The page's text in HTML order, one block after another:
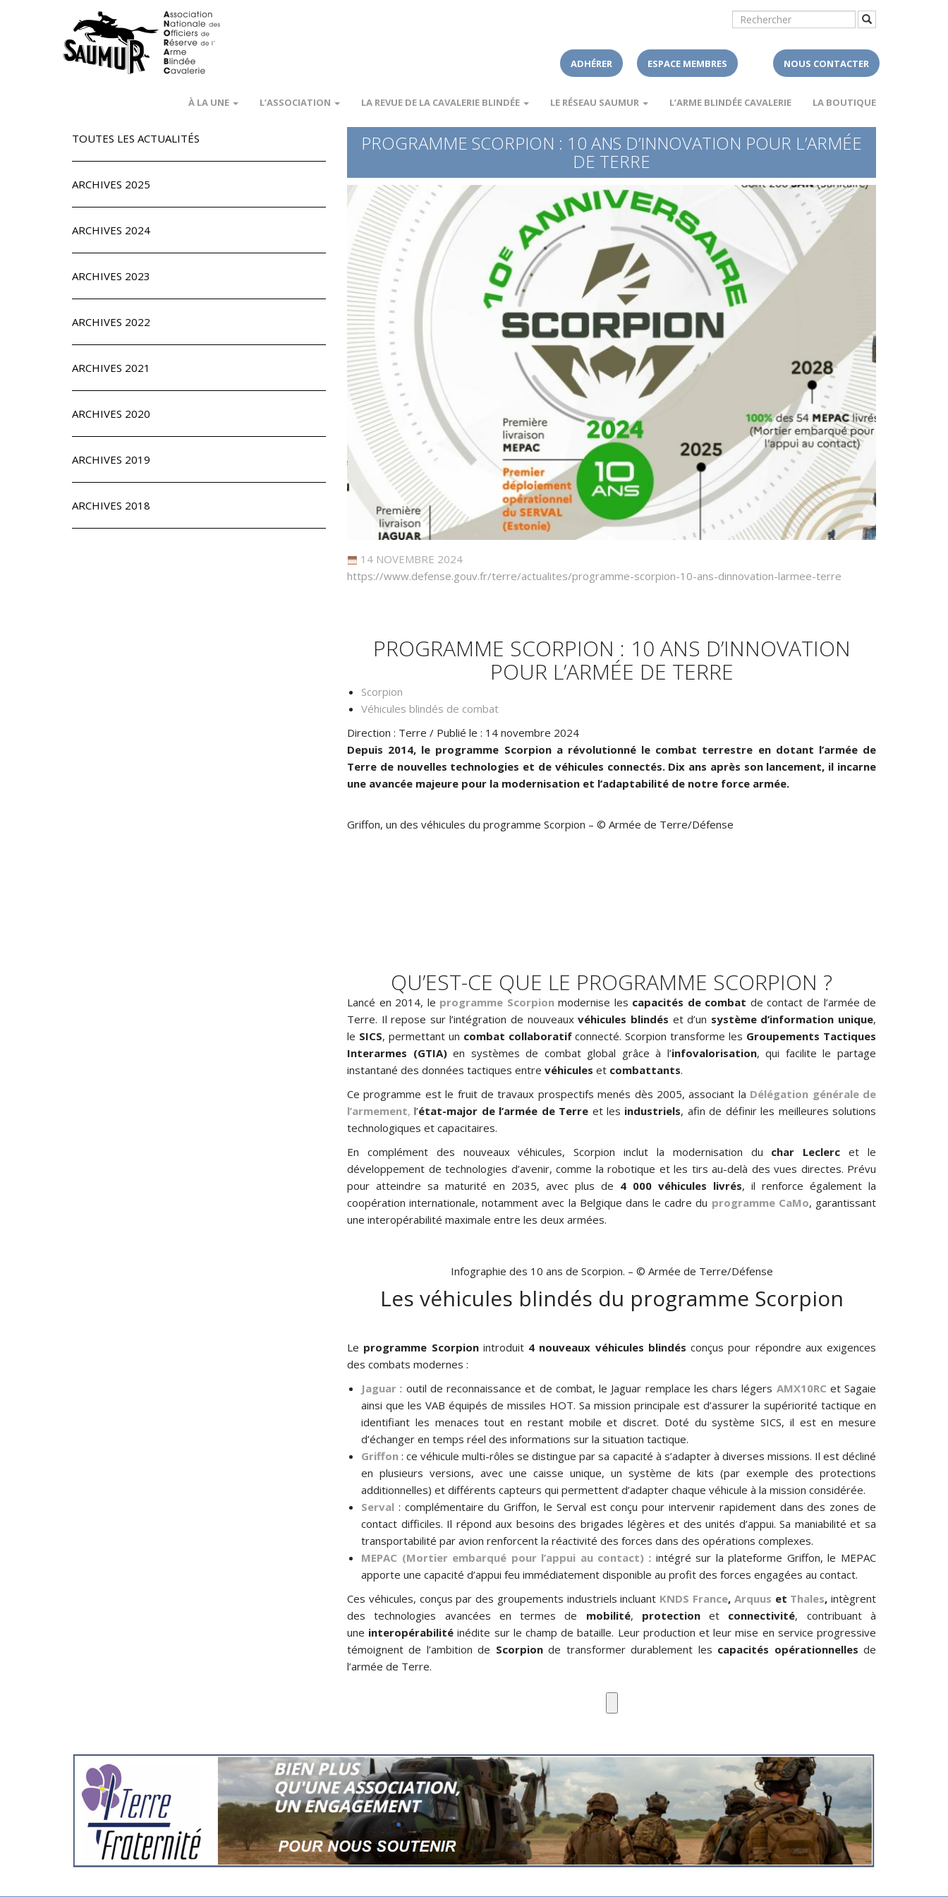
ADHÉRER ESPACE MEMBRES NOUS CONTACTER
À LA UNE L’ASSOCIATION LA REVUE DE LA CAVALERIE BLINDÉE LE RÉSEAU SAUMUR L’ARME BLINDÉE CAVALERIE LA BOUTIQUE
TOUTES LES ACTUALITÉS
ARCHIVES 2025
ARCHIVES 2024
ARCHIVES 2023
ARCHIVES 2022
ARCHIVES 2021
ARCHIVES 2020
ARCHIVES 2019
ARCHIVES 2018
PROGRAMME SCORPION : 10 ANS D’INNOVATION POUR L’ARMÉE
DE TERRE
14 NOVEMBRE 2024
https://www.defense.gouv.fr/terre/actualites/programme-scorpion-10-ans-dinnovation-larmee-terre
PROGRAMME SCORPION : 10 ANS D’INNOVATION
POUR L’ARMÉE DE TERRE
Scorpion
Véhicules blindés de combat
Direction : Terre / Publié le : 14 novembre 2024
Depuis 2014, le programme Scorpion a révolutionné le combat terrestre en dotant l’armée de
Terre de nouvelles technologies et de véhicules connectés. Dix ans après son lancement, il incarne
une avancée majeure pour la modernisation et l’adaptabilité de notre force armée.
Griffon, un des véhicules du programme Scorpion – © Armée de Terre/Défense
QU’EST-CE QUE LE PROGRAMME SCORPION ?
Lancé en 2014, le programme Scorpionmodernise les capacités de combat de contact de l’armée de
Terre. Il repose sur l’intégration de nouveauxvéhicules blindés et d’un système d’information unique,
le SICS, permettant un combat collaboratifconnecté. Scorpion transforme les Groupements Tactiques
Interarmes (GTIA)en systèmes de combat global grâce à l’infovalorisation, qui facilite le partage
instantané des données tactiques entre véhicules et combattants.
Ce programme est le fruit de travaux prospectifs menés dès 2005, associant la Délégation générale de
l’armement, l’état-major de l’armée de Terre et les industriels, afin de définir les meilleures solutions
technologiques et capacitaires.
En complément des nouveaux véhicules, Scorpion inclut la modernisation du char Leclerc et le
développement de technologies d’avenir, comme la robotique et les tirs au-delà des vues directes. Prévu
pour atteindre sa maturité en 2035, avec plus de 4 000 véhicules livrés, il renforce également la
coopération internationale, notamment avec la Belgique dans le cadre du programme CaMo, garantissant
une interopérabilité maximale entre les deux armées.
Infographie des 10 ans de Scorpion. – © Armée de Terre/Défense
Les véhicules blindés du programme Scorpion
Le programme Scorpionintroduit 4 nouveaux véhicules blindés conçus pour répondre aux exigences
des combats modernes :
Jaguar : outil de reconnaissance et de combat, le Jaguar remplace les chars légers AMX10RC et Sagaie
ainsi que les VAB équipés de missiles HOT. Sa mission principale est d’assurer la supériorité tactique en
identifiant les menaces tout en restant mobile et discret. Doté du système SICS, il est en mesure
d’échanger en temps réel des informations sur la situation tactique.
Griffon : ce véhicule multi-rôles se distingue par sa capacité à s’adapter à diverses missions. Il est décliné
en plusieurs versions, avec une caisse unique, un système de kits (par exemple des protections
additionnelles) et différents capteurs qui permettent d’adapter chaque véhicule à la mission considérée.
Serval : complémentaire du Griffon, le Serval est conçu pour intervenir rapidement dans des zones de
contact difficiles. Il répond aux besoins des brigades légères et des unités d’appui. Sa maniabilité et sa
transportabilité par avion renforcent la réactivité des forces dans des opérations complexes.
MEPAC (Mortier embarqué pour l’appui au contact) : intégré sur la plateforme Griffon, le MEPAC
apporte une capacité d’appui feu immédiatement disponible au profit des forces engagées au contact.
Ces véhicules, conçus par des groupements industriels incluant KNDS France, Arquus et Thales, intègrent
des technologies avancées en termes de mobilité, protectionet connectivité, contribuant à
une interopérabilité inédite sur le champ de bataille. Leur production et leur mise en service progressive
témoignent de l’ambition de Scorpionde transformer durablement les capacités opérationnelles de
l’armée de Terre.